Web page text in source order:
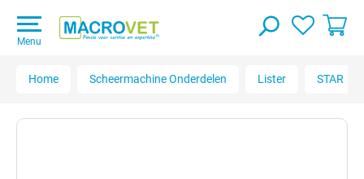
Menu
Home Scheermachine Onderdelen Lister STAR